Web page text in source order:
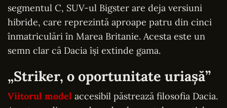
segmentul C, SUV-ul Bigster are deja versiuni
hibride, care reprezintă aproape patru din cinci
înmatriculări în Marea Britanie. Acesta este un
semn clar că Dacia își extinde gama.
„Striker, o oportunitate uriașă”
Viitorul model accesibil păstrează filosofia Dacia.